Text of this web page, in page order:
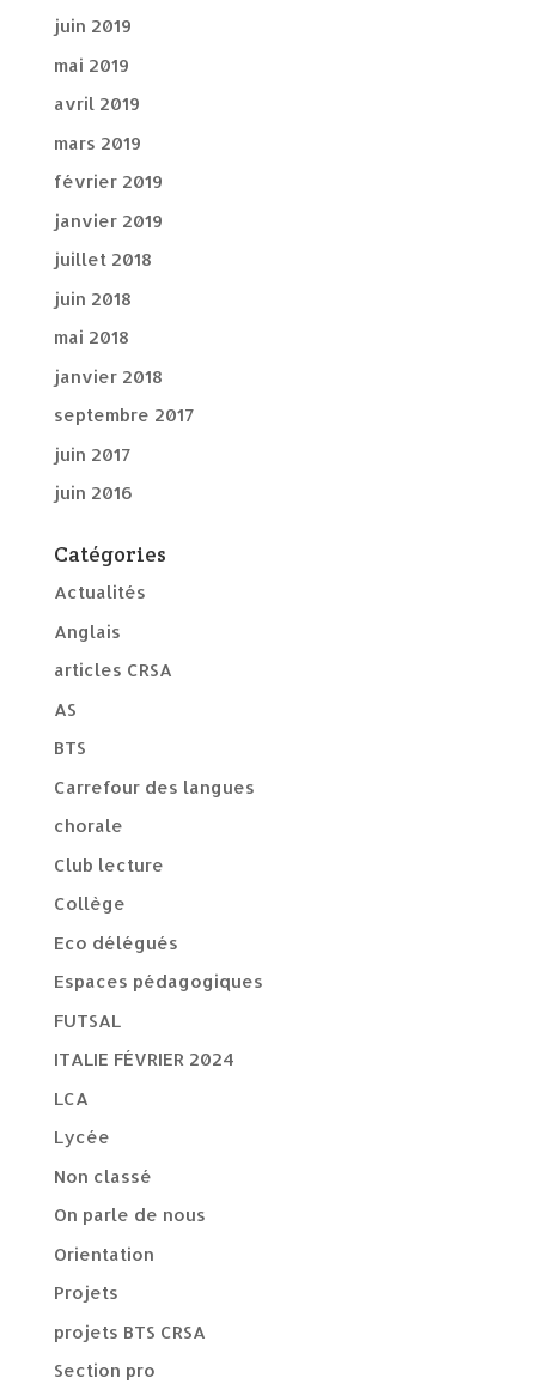
juin 2019
mai 2019
avril 2019
mars 2019
février 2019
janvier 2019
juillet 2018
juin 2018
mai 2018
janvier 2018
septembre 2017
juin 2017
juin 2016
Catégories
Actualités
Anglais
articles CRSA
AS
BTS
Carrefour des langues
chorale
Club lecture
Collège
Eco délégués
Espaces pédagogiques
FUTSAL
ITALIE FÉVRIER 2024
LCA
Lycée
Non classé
On parle de nous
Orientation
Projets
projets BTS CRSA
Section pro